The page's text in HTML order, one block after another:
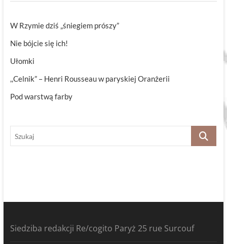
W Rzymie dziś „śniegiem prószy”
Nie bójcie się ich!
Ułomki
,,Celnik” – Henri Rousseau w paryskiej Oranżerii
Pod warstwą farby
Szukaj
Siedziba redakcji Re/cogito Paryż 25 rue Surcouf